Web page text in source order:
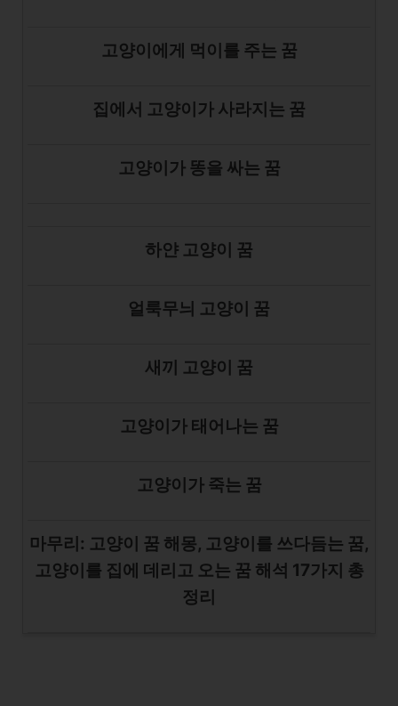
고양이에게 먹이를 주는 꿈
집에서 고양이가 사라지는 꿈
고양이가 똥을 싸는 꿈
하얀 고양이 꿈
얼룩무늬 고양이 꿈
새끼 고양이 꿈
고양이가 태어나는 꿈
고양이가 죽는 꿈
마무리: 고양이 꿈 해몽, 고양이를 쓰다듬는 꿈,
고양이를 집에 데리고 오는 꿈 해석 17가지 총
정리